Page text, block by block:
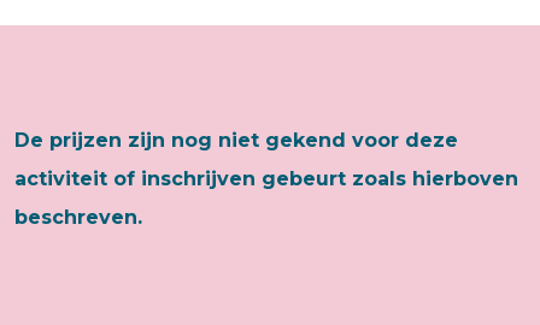
De prijzen zijn nog niet gekend voor deze
activiteit of inschrijven gebeurt zoals hierboven
beschreven.